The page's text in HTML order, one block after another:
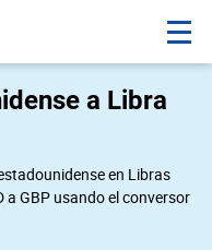
a Libra
en Libras
a GBP usando el conversor